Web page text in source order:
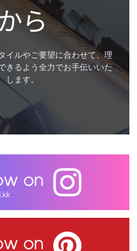
ら
イルやご要望に合わせて、理
きるよう全力でお手伝いいた
します。